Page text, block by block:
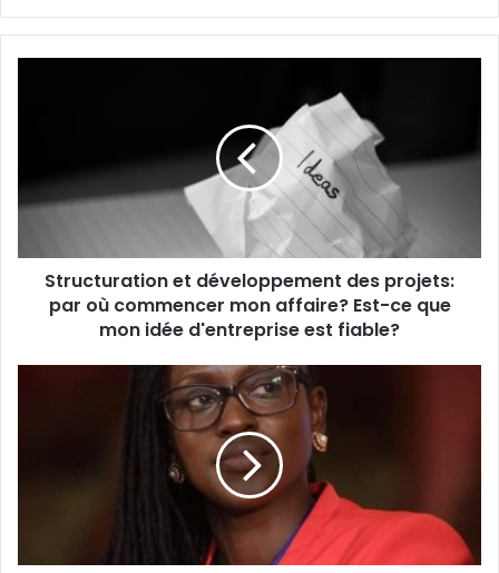
où
mon
affaire?Structuration et développement des projets:
par où commencer mon affaire? Est-ce que
mon idée d'entreprise est fiable?